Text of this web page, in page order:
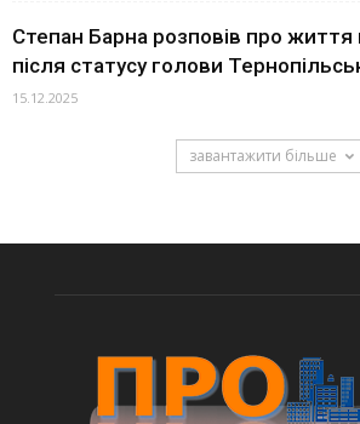
Степан Барна розповів про життя
після статусу голови
15.12.2025
завантажити більше